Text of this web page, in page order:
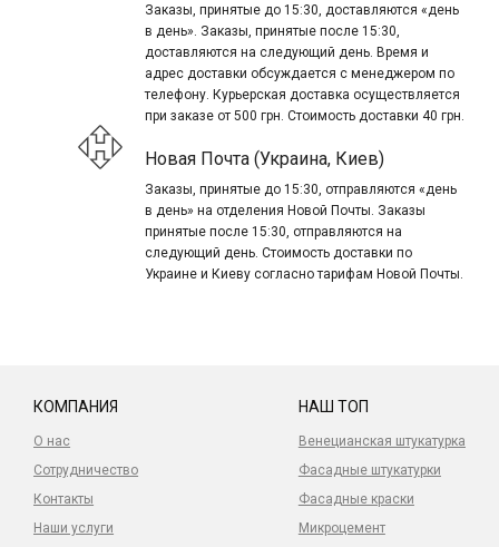
Заказы, принятые до 15:30, доставляются «день
в день». Заказы, принятые после 15:30,
доставляются на следующий день. Время и
адрес доставки обсуждается с менеджером по
телефону. Курьерская доставка осуществляется
при заказе от 500 грн. Стоимость доставки 40 грн.
Новая Почта (Украина, Киев)
Заказы, принятые до 15:30, отправляются «день
в день» на отделения Новой Почты. Заказы
принятые после 15:30, отправляются на
следующий день. Стоимость доставки по
Украине и Киеву согласно тарифам Новой Почты.
КОМПАНИЯ
О нас
Сотрудничество
Контакты
Наши услуги
НАШ ТОП
Венецианская штукатурка
Фасадные штукатурки
Фасадные краски
Микроцемент